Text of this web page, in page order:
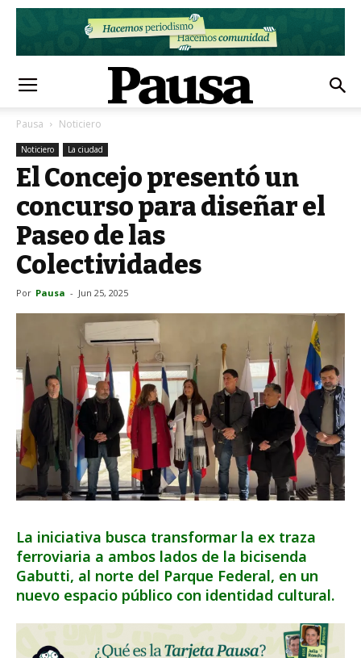
Pausa Noticiero
Noticiero La ciudad
El Concejo presentó un
concurso para diseñar el
Paseo de las
Colectividades
Por Pausa - Jun 25, 2025
La iniciativa busca transformar la ex traza
ferroviaria a ambos lados de la bicisenda
Gabutti, al norte del Parque Federal, en un
nuevo espacio público con identidad cultural.